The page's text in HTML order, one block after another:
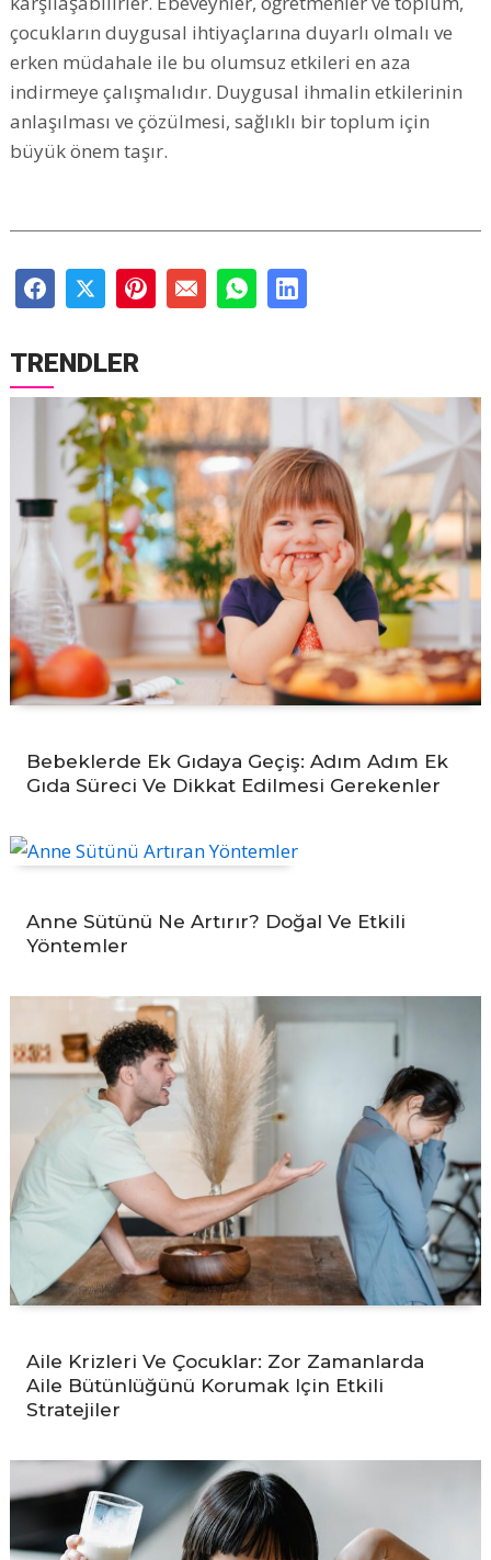
çocukların duygusal ihtiyaçlarına duyarlı olmalı ve
erken müdahale ile bu olumsuz etkileri en aza
indirmeye çalışmalıdır. Duygusal ihmalin etkilerinin
anlaşılması ve çözülmesi, sağlıklı bir toplum için
büyük önem taşır.
TRENDLER
Bebeklerde Ek Gıdaya Geçiş: Adım Adım Ek
Gıda Süreci Ve Dikkat Edilmesi Gerekenler
Anne Sütünü Ne Artırır? Doğal Ve Etkili
Yöntemler
Aile Krizleri Ve Çocuklar: Zor Zamanlarda
Aile Bütünlüğünü Korumak Için Etkili
Stratejiler